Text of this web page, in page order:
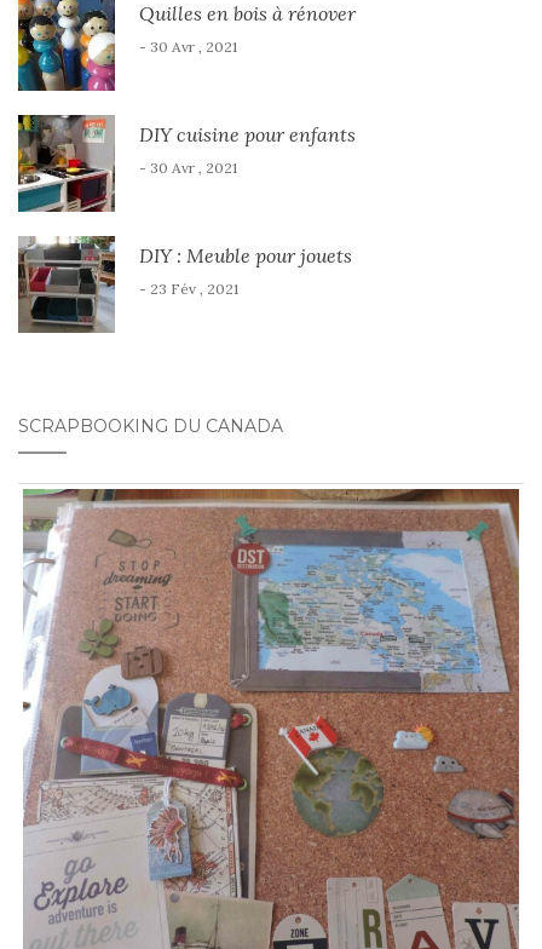
Quilles en bois à rénover
- 30 Avr , 2021
DIY cuisine pour enfants
- 30 Avr , 2021
DIY : Meuble pour jouets
- 23 Fév , 2021
SCRAPBOOKING DU CANADA